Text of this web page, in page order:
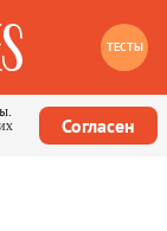
ТЕСТЫ
Согласен